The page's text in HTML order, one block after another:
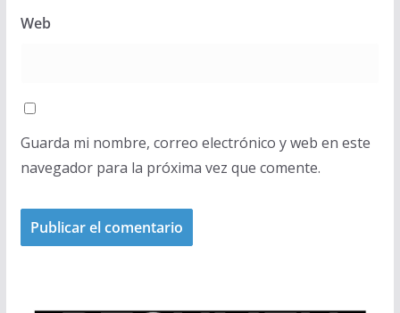
Web
Guarda mi nombre, correo electrónico y web en este
navegador para la próxima vez que comente.